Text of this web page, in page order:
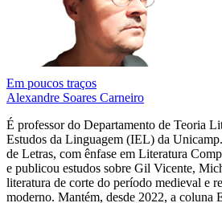
Em poucos traços
Alexandre Soares Carneiro
É professor do Departamento de Teoria
Estudos da Linguagem (IEL) da
de Letras, com ênfase em Literatura
e publicou estudos sobre Gil Vicente,
literatura de corte do período medieval e
moderno. Mantém, desde 2022, a coluna